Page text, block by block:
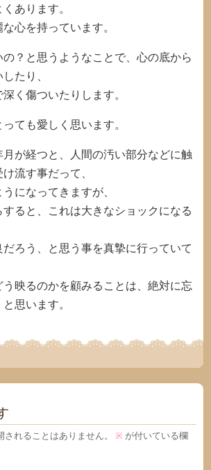
あります。
心を持っています。
？と思うようなことで、心の底から
たり、
く傷ついたりします。
ても愛しく思います。
が経つと、人間の汚い部分などに触
流す事だって、
になってきますが、
ると、これは大きなショックになる
ろう、と思う事を真摯に行っていて
映るのかを顧みることは、絶対に忘
思います。
れることはありません。 ※ が付いている欄